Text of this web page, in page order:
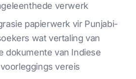
verwerk
papierwerk vir Punjabi-
wat vertaling van
dokumente van Indiese
vereis